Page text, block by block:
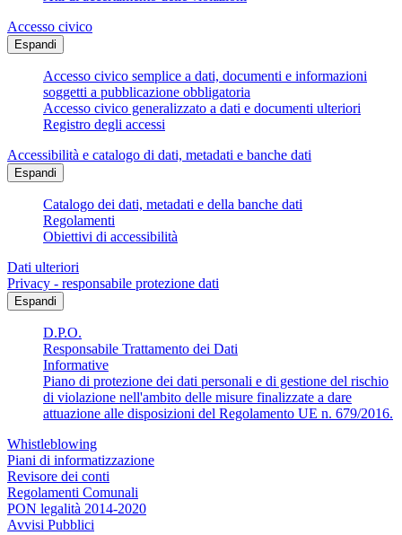
Accesso civico
Espandi
Accesso civico semplice a dati, documenti e informazioni
soggetti a pubblicazione obbligatoria
Accesso civico generalizzato a dati e documenti ulteriori
Registro degli accessi
Accessibilità e catalogo di dati, metadati e banche dati
Espandi
Catalogo dei dati, metadati e della banche dati
Regolamenti
Obiettivi di accessibilità
Dati ulteriori
Privacy - responsabile protezione dati
Espandi
D.P.O.
Responsabile Trattamento dei Dati
Informative
Piano di protezione dei dati personali e di gestione del rischio
di violazione nell'ambito delle misure finalizzate a dare
attuazione alle disposizioni del Regolamento UE n. 679/2016.
Whistleblowing
Piani di informatizzazione
Revisore dei conti
Regolamenti Comunali
PON legalità 2014-2020
Avvisi Pubblici